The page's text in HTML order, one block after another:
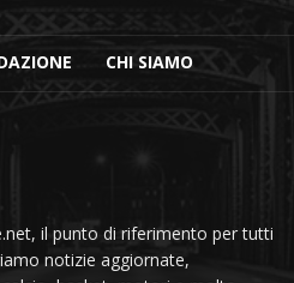
CHI SIAMO
il punto di riferimento per tutti
notizie aggiornate,